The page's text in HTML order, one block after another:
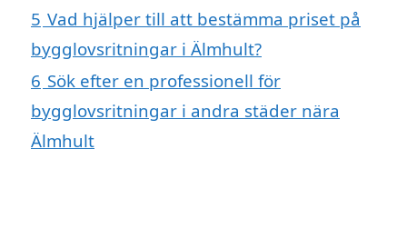
5 Vad hjälper till att bestämma priset på
bygglovsritningar i Älmhult?
6 Sök efter en professionell för
bygglovsritningar i andra städer nära
Älmhult